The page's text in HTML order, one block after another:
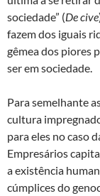
sociedade” (De cive
fazem dos iguais
gêmea dos piores
ser em sociedade.
Para semelhante
cultura
para eles no caso
Empresários
a existência
cúmplices do